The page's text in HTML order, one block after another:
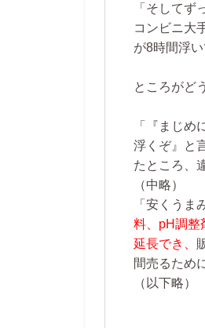
「そして
コンビニ大
が8時間浮
ところがど
「『まじ
浮くぞ』と
たところ、
（中略）
「安くうま
料、pH調整
延長でき、
間売るため
（以下略）